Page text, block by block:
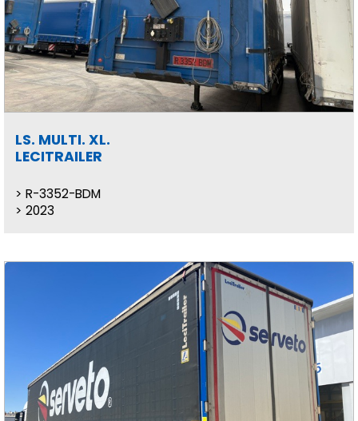
LS. MULTI. XL.
LECITRAILER
R-3352-BDM
2023